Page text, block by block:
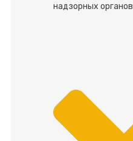
надзорных органов